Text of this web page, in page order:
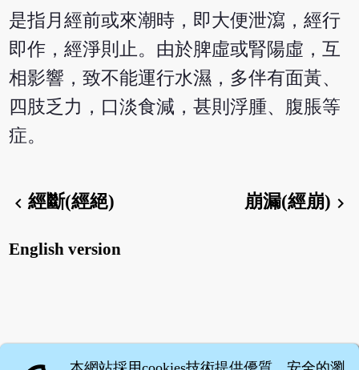
是指月經前或來潮時，即大便泄瀉，經行
即作，經淨則止。由於脾虛或腎陽虛，互
相影響，致不能運行水濕，多伴有面黃、
四肢乏力，口淡食減，甚則浮腫、腹脹等
症。
chevron_left經斷(經絕) 崩漏(經崩) chevron_right
English version